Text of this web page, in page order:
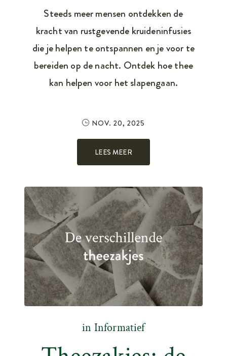
Steeds meer mensen ontdekken de
kracht van rustgevende kruideninfusies
die je helpen te ontspannen en je voor te
bereiden op de nacht. Ontdek hoe thee
kan helpen voor het slapengaan.
NOV. 20, 2025
LEES MEER
in Informatief